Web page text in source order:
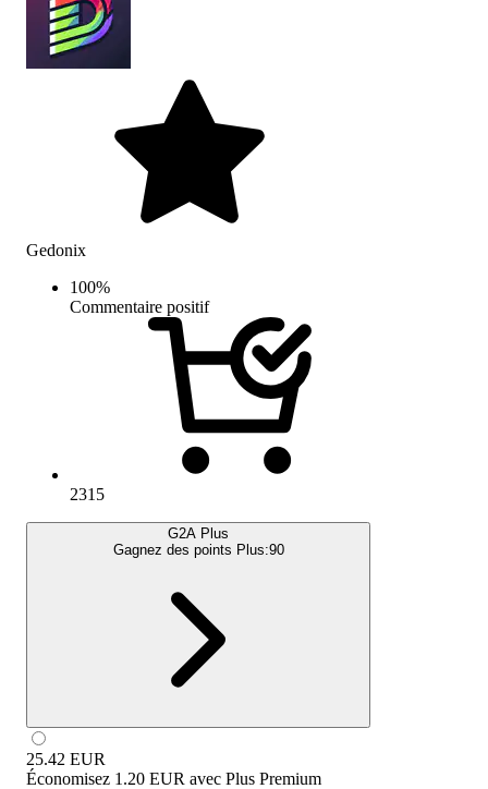
Gedonix
100%
Commentaire positif
2315
G2A Plus
Gagnez des points Plus:90
25.42 EUR
Économisez 1.20 EUR avec Plus Premium